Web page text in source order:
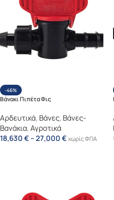
-46%
Βάνακι Πιπέτα Φις
Αρδευτικά, Βάνες, Βάνες-
Βανάκια,Αγροτικά
18,630€–27,000€χωρίς ΦΠΑ